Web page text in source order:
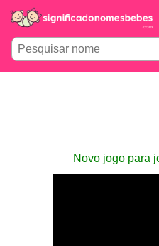
Novo jogo para